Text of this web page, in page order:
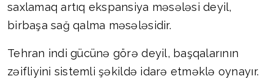
saxlamaq artıq ekspansiya məsələsi deyil,
birbaşa sağ qalma məsələsidir.
Tehran indi gücünə görə deyil, başqalarının
zəifliyini sistemli şəkildə idarə etməklə oynayır.